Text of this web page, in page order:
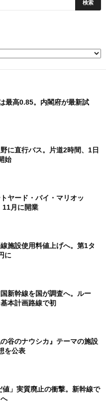
最高0.85。内閣府が最新試
に直行バス。片道2時間、1日
始
ヤード・バイ・マリオッ
11月に開業
施設使用料値上げへ。第1タ
に
新幹線を国が調査へ。ルー
本計画路線で初
谷のナウシカ』テーマの施設
を公表
」実質廃止の衝撃。新幹線で